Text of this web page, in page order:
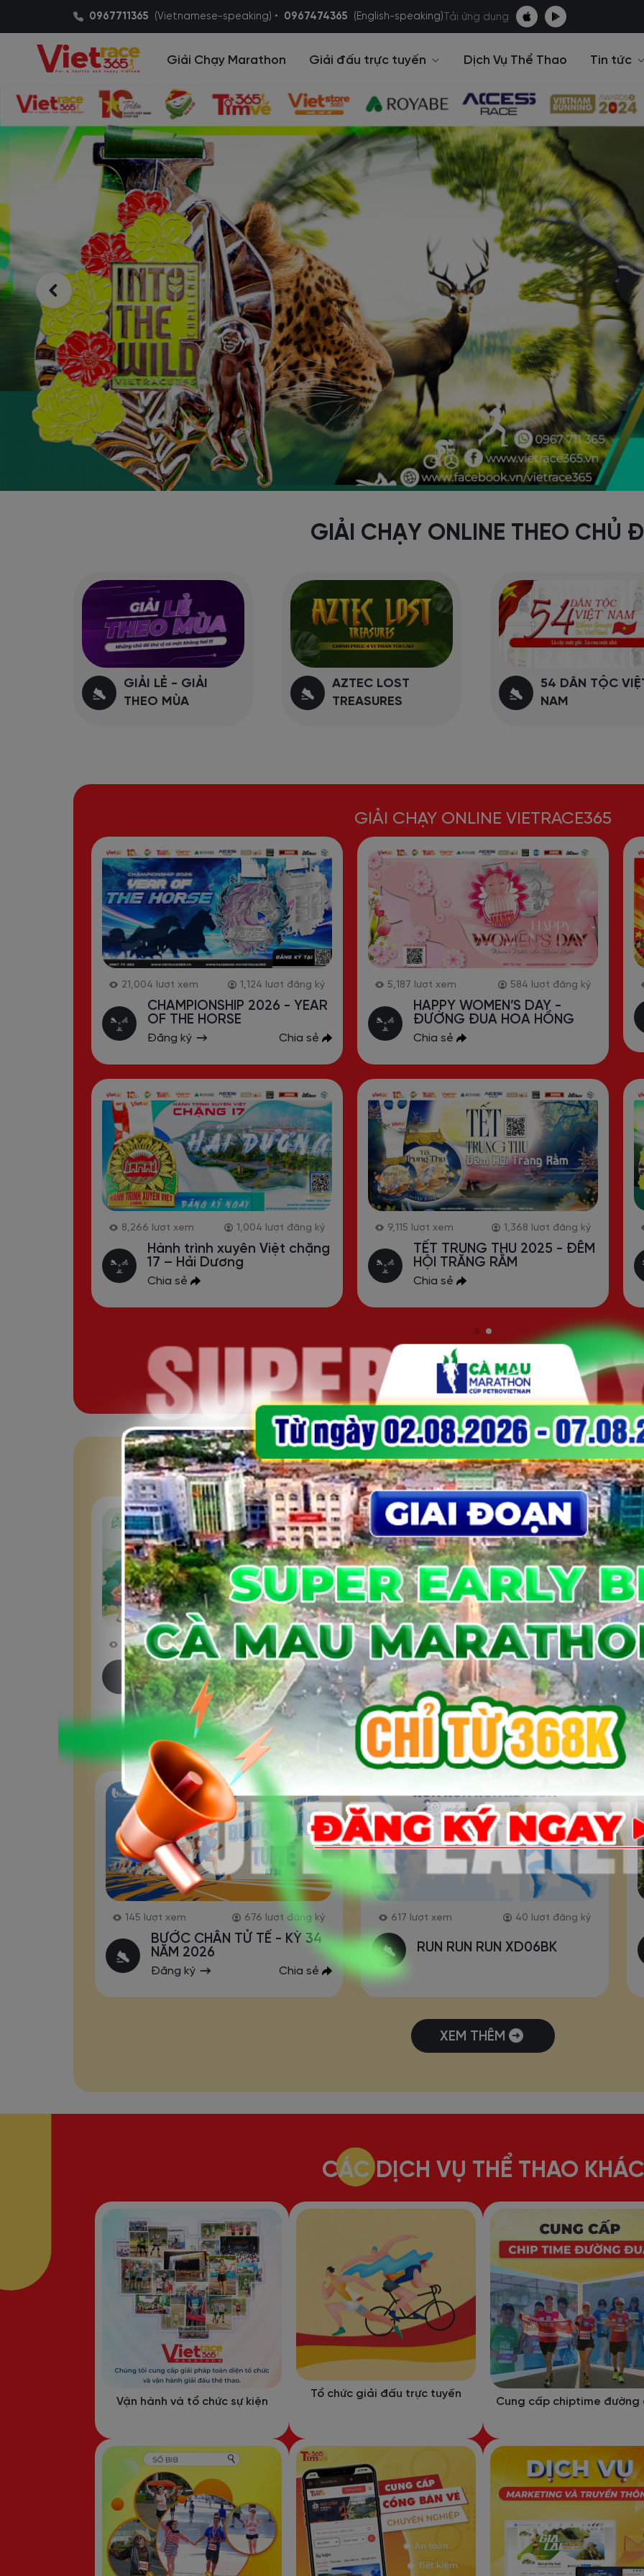
0967711365 (Vietnamese-speaking) • 0967474365 (English-speaking) Tải ứng dụng
Giải Chạy Marathon Giải đấu trực tuyến Dịch Vụ Thể Thao Tin tức
Cùng lan toả
phong trào thể thao
vì cộng đồng
Chúng tôi là đơn vị chuyên tổ chức các giải đấu
thể thao uy tín như: chạy bộ, đi bộ, đạp xe và bơi
lội.
TÌM GIẢI ĐUA
Các giải
chạy bộ
GIẢI CHẠY ONLINE THEO CHỦ
GIẢI LẺ - GIẢI
THEO MÙA
AZTEC LOST
TREASURES
54 DÂN TỘC
NAM
GIẢI CHẠY ONLINE VIETRACE365
476 lượt xem 186 lượt đăng ký
FUTURISTIC RUN - RUN ZONE
Đăng ký
21,004 lượt xem 1,124 lượt đăng ký
CHAMPIONSHIP 2026 - YEAR
OF THE HORSE
Đăng ký
8,539 lượt xem 1,168 lượt đăng ký
MISTLETOE RUN -
CHRISTMAS 2025: CUỘC
ĐUA DƯỚI TÁN TẦM GỬI
8,266 lượt xem 1,004 lượt đăng ký
Hành trình xuyên Việt chặng
17 – Hải Dương
Chia sẻ
XEM THÊM
GIẢI ONLINE DOANH NGHIỆP/TỔ CHỨC/
6,954 lượt xem 1,419 lượt đăng ký
Hoa Linh - Vì Tương Lai Xanh
(Mùa 4 – Tháng 8/2026)
329 lượt xem 19 lượt đăng ký
Giải đi bộ trực tuyến “Khỏe
thể chất” của Trung tâm
Kiểm định chất lượng giáo
dục năm 2026
Đăng ký
145 lượt xem 676 lượt đăng ký
BƯỚC CHÂN TỬ TẾ - KỲ 34
NĂM 2026
Đăng ký Chia sẻ
617 lượt xem 40 lượt đăng ký
RUN RUN RUN XD06BK
XEM THÊM
CÁC DỊCH VỤ THỂ THAO KHÁC
Vận hành và tổ chức sự kiện
Tổ chức giải đấu trực tuyến
Cung cấp chiptime đường